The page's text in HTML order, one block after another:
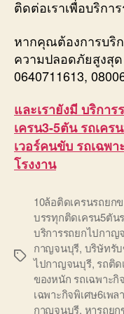
ติดต่อเราเพื่อบริกา
หากคุณต้องการบริ
ความปลอดภัยสูงสุ
0640711613,
และเรายังมี บริกา
เครน3-5ตัน รถเคร
เวอร์คนขับ รถเฉพ
โรงงาน
Tags
10ล้อติดเครนรถยก
บรรทุกติดเครน5ตัน
บริการรถยกไปกาญ
กาญจนบุรี, บริษัทรับ
ไปกาญจนบุรี, รถติ
ของหนัก รถเฉพาะกิ
เฉพาะกิจพิเศษ6เพลา
กาญจนบุรี, หารถย